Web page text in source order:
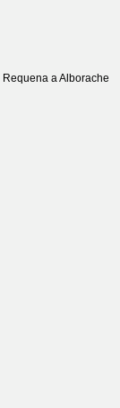
Requena aAlborache